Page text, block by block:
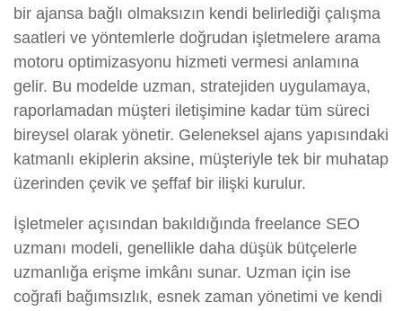
bir ajansa bağlı olmaksızın kendi belirlediği çalışma
saatleri ve yöntemlerle doğrudan işletmelere arama
motoru optimizasyonu hizmeti vermesi anlamına
gelir. Bu modelde uzman, stratejiden uygulamaya,
raporlamadan müşteri iletişimine kadar tüm süreci
bireysel olarak yönetir. Geleneksel ajans yapısındaki
katmanlı ekiplerin aksine, müşteriyle tek bir muhatap
üzerinden çevik ve şeffaf bir ilişki kurulur.
İşletmeler açısından bakıldığında freelance SEO
uzmanı modeli, genellikle daha düşük bütçelerle
uzmanlığa erişme imkânı sunar. Uzman için ise
coğrafi bağımsızlık, esnek zaman yönetimi ve kendi